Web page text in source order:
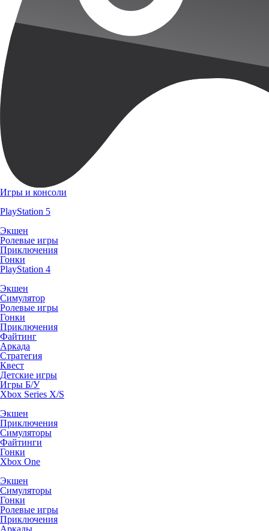
Игры и консоли
PlayStation 5
Экшен
Ролевые игры
Приключения
Гонки
PlayStation 4
Экшен
Симулятор
Ролевые игры
Гонки
Приключения
Файтинг
Аркада
Стратегия
Квест
Детские игры
Игры Б/У
Xbox Series X/S
Экшен
Приключения
Симуляторы
Файтинги
Гонки
Xbox One
Экшен
Симуляторы
Гонки
Ролевые игры
Приключения
Аркады